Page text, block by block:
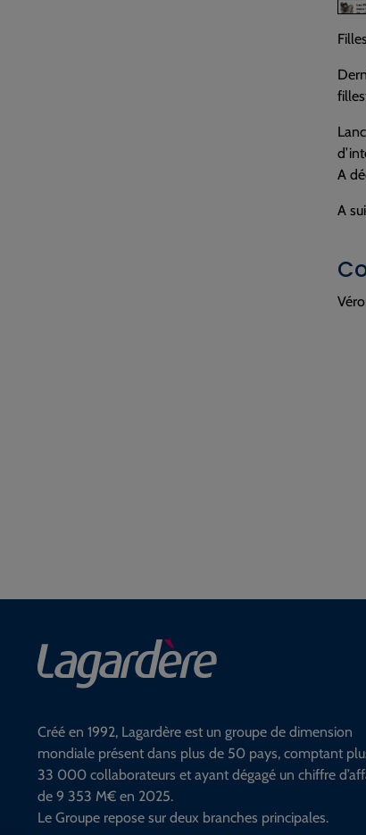
A
A
Créé en 1992, Lagardère est un groupe de dimension
mondiale présent dans plus de 50 pays, comptant
33 000 collaborateurs et ayant dégagé un chiffre
de 9 353 M€ en 2025.
Le Groupe repose sur deux branches principales.